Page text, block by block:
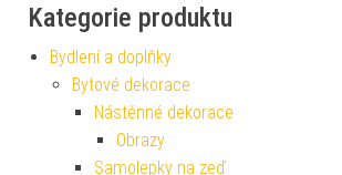
Kategorie produktu
Bydlení a doplňky
Bytové dekorace
Nástěnné dekorace
Obrazy
Samolepky na zeď